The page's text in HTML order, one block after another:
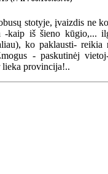
stotyje, įvaizdis ne
-kaip iš šieno kūgio,...
ko paklausti- reikia
- paskutinėj
provincija!..